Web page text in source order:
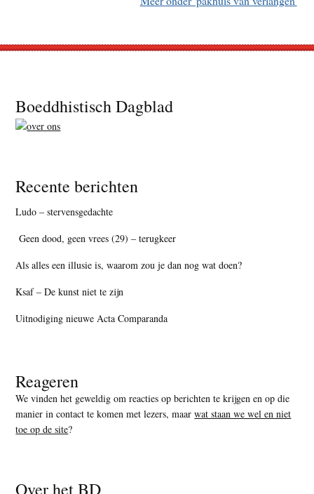
Footer
Boeddhistisch Dagblad
Recente berichten
Ludo – stervensgedachte
Geen dood, geen vrees (29) – terugkeer
Als alles een illusie is, waarom zou je dan nog wat doen?
Ksaf – De kunst niet te zijn
Uitnodiging nieuwe Acta Comparanda
Reageren
We vinden het geweldig om reacties op berichten te krijgen en op die
manier in contact te komen met lezers, maarwat staan we wel en niet
toe op de site?
Over het BD